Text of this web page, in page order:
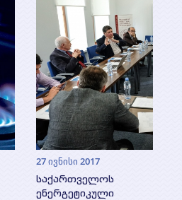
27 ივნისი 2017
საქართველოს
ენერგეტიკული